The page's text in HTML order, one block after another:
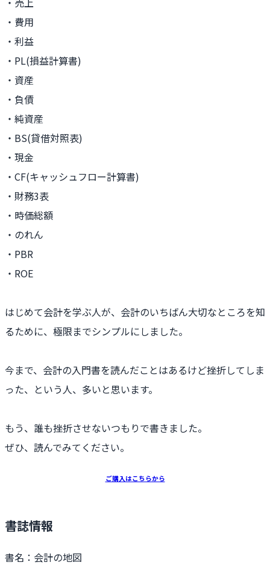
・費用
・利益
・PL(損益計算書)
・資産
・負債
・純資産
・BS(貸借対照表)
・現金
・CF(キャッシュフロー計算書)
・財務3表
・時価総額
・のれん
・PBR
・ROE
はじめて会計を学ぶ人が、会計のいちばん大切なところを知
るために、極限までシンプルにしました。
今まで、会計の入門書を読んだことはあるけど挫折してしま
った、という人、多いと思います。
もう、誰も挫折させないつもりで書きました。
ぜひ、読んでみてください。
ご購入はこちらから
書誌情報
書名：会計の地図